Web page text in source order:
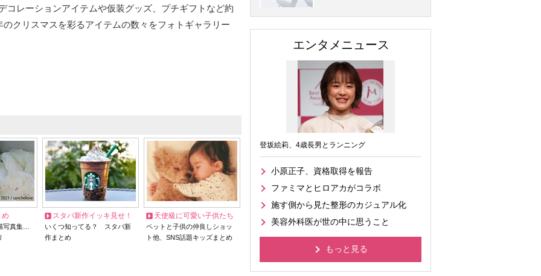
コレーションアイテムや仮装グッズ、プチギフトなど約
クリスマスを彩るアイテムの数々をフォトギャラリー
め
写真集…
スタバ新作イッキ見せ！
いくつ知ってる？ スタバ新
作まとめ
天使級に可愛い子供たち
ペットと子供の仲良しショッ
ト他、SNS話題キッズまとめ
エンタメニュース
登坂絵莉、4歳長男とランニング
小原正子、資格取得を報告
ファミマとヒロアカがコラボ
施す側から見た整形のカジュアル化
美容外科医が世の中に思うこと
もっと見る